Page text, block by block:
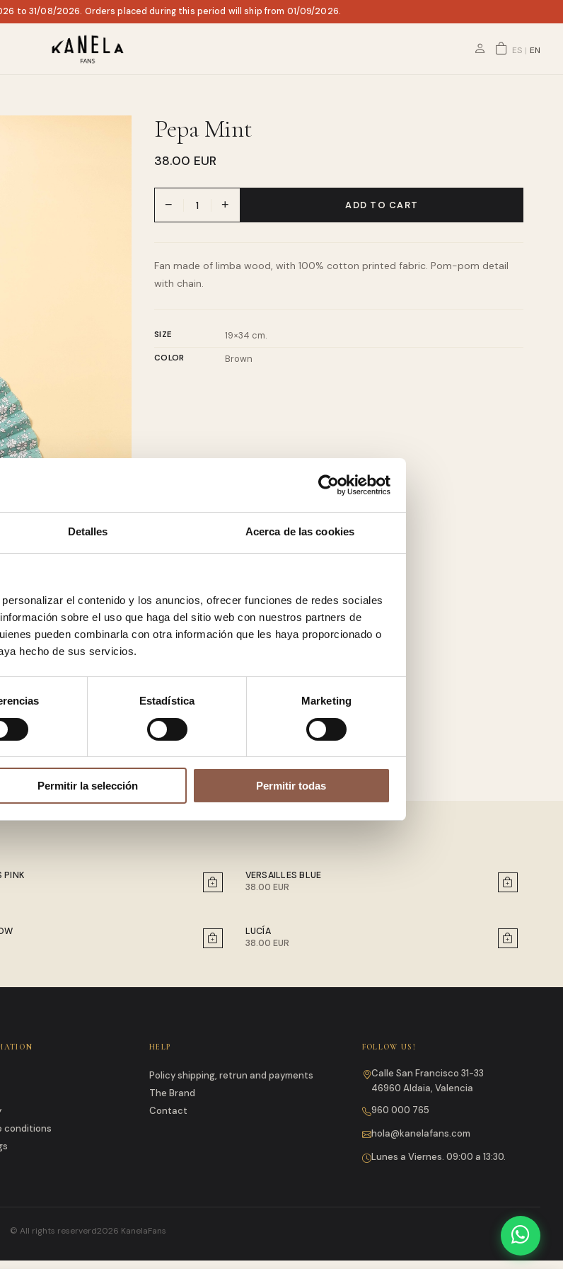
Detalles Acerca de las cookies
el contenido y los anuncios, ofrecer funciones de redes sociales
sobre el uso que haga del sitio web con nuestros partners de
pueden combinarla con otra información que les haya proporcionado o
hecho de sus servicios.
Estadística Marketing
Permitir la selección Permitir todas
to 31/08/2026. Orders placed during this period will ship from 01/09/2026.
ES | EN
Pepa Mint
38.00 EUR
− + ADD TO CART
Fan made of limba wood, with 100% cotton printed fabric. Pom-pom detail
with chain.
SIZE 19×34 cm.
COLOR Brown
PINK
VERSAILLES BLUE
38.00 EUR
LUCÍA
38.00 EUR
conditions
HELP
Policy shipping, retrun and payments
The Brand
Contact
FOLLOW US!
Calle San Francisco 31-33
46960 Aldaia, Valencia
960 000 765
hola@kanelafans.com
Lunes a Viernes. 09:00 a 13:30.
© All rights reserverd2026 KanelaFans